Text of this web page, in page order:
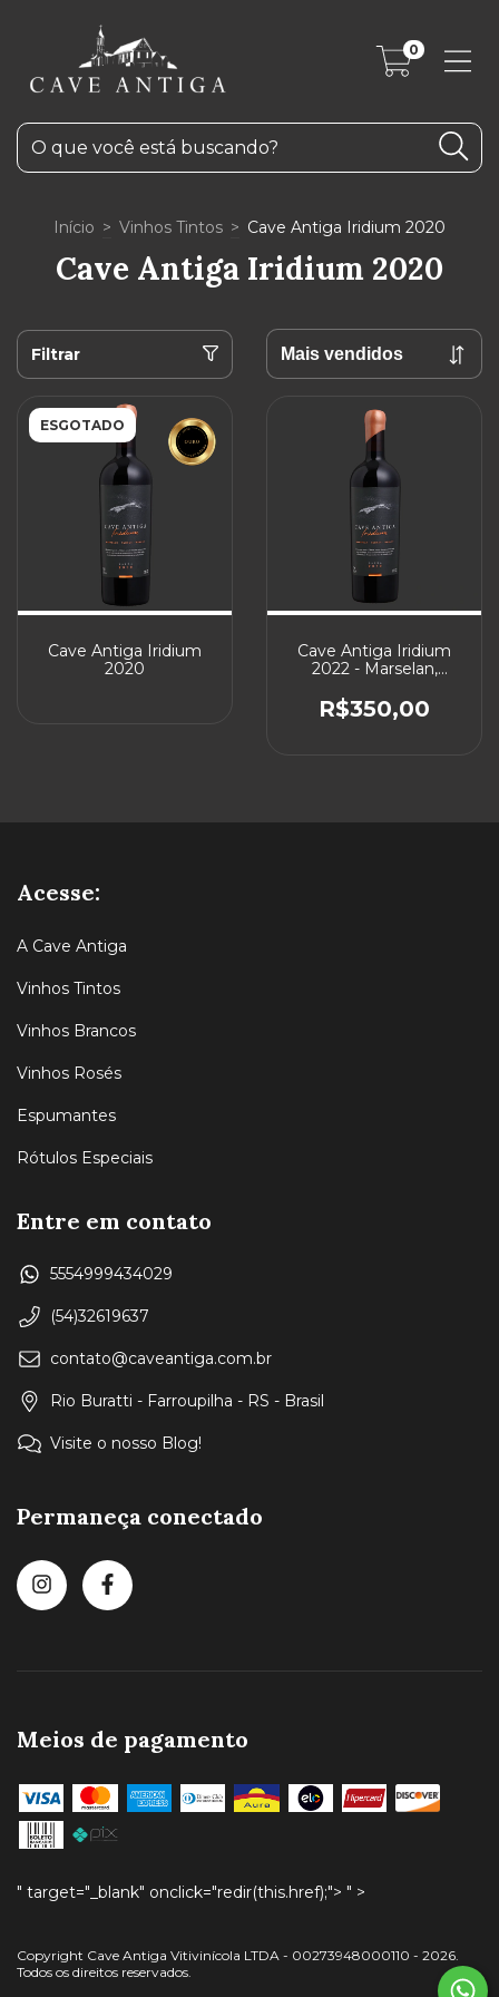
0
Início > Vinhos Tintos > Cave Antiga Iridium 2020
Cave Antiga Iridium 2020
Filtrar
ESGOTADO
Cave Antiga Iridium
2020
Cave Antiga Iridium
2022 - Marselan,
R$350,00
Acesse:
A Cave Antiga
Vinhos Tintos
Vinhos Brancos
Vinhos Rosés
Espumantes
Rótulos Especiais
Entre em contato
5554999434029
(54)32619637
contato@caveantiga.com.br
Rio Buratti - Farroupilha - RS - Brasil
Visite o nosso Blog!
Permaneça conectado
Meios de pagamento
" target="_blank" onclick="redir(this.href);"> " >
Copyright Cave Antiga Vitivinícola LTDA - 00273948000110 - 2026.
Todos os direitos reservados.